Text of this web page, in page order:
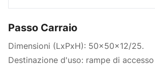
Passo Carraio
Dimensioni (LxPxH): 50x50x12/25.
Destinazione d'uso: rampe di accesso